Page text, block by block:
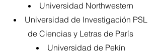
Universidad Northwestern
Universidad de Investigación PSL
de Ciencias y Letras de París
Universidad de Pekín